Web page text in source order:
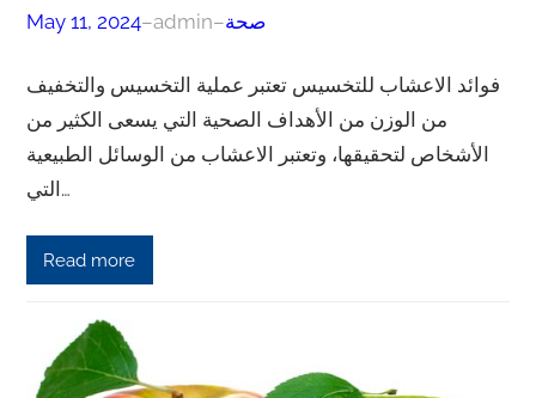
May 11, 2024–admin–صحة
فوائد الاعشاب للتخسيس تعتبر عملية التخسيس والتخفيف
من الوزن من الأهداف الصحية التي يسعى الكثير من
الأشخاص لتحقيقها، وتعتبر الاعشاب من الوسائل الطبيعية
التي…
Read more